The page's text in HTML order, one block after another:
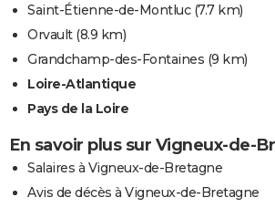
Saint-Étienne-de-Montluc(7.7 km)
Orvault(8.9 km)
Grandchamp-des-Fontaines (9 km)
Loire-Atlantique
Pays de la Loire
En savoir plus sur Vigneux-de-
Salaires à Vigneux-de-Bretagne
Avis de décès à Vigneux-de-Bretagne